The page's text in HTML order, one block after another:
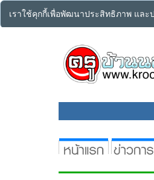
เราใช้คุกกี้เพื่อพัฒนาประสิทธิภาพ แล